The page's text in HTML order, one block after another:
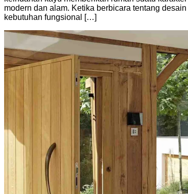
modern dan alam. Ketika berbicara tentang
kebutuhan fungsional […]